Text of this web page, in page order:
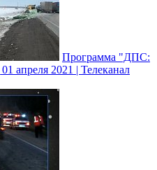
Программа "ДПС:
апреля 2021 | Телеканал